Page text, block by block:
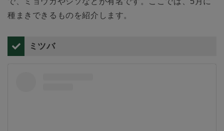
種まきできるものを紹介します。
ミツバ